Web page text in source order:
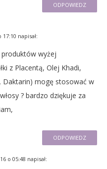
ODPOWIEDZ
17:10 napisał:
wyżej
z Placentą, Olej Khadi,
Daktarin) mogę stosować w
? bardzo dziękuje za
ODPOWIEDZ
o 05:48 napisał: